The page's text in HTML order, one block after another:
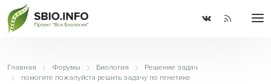
Главная Форумы Биология
Решение задач
помогите пожалуйста решить задачу по генетике